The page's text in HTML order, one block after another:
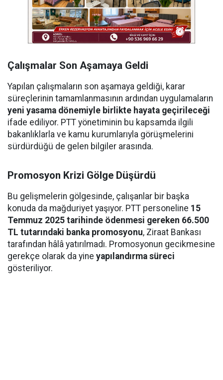
Çalışmalar Son Aşamaya Geldi
Yapılan çalışmaların son aşamaya geldiği, karar
süreçlerinin tamamlanmasının ardından uygulamaların
yeni yasama dönemiyle birlikte hayata geçirileceği
ifade ediliyor. PTT yönetiminin bu kapsamda ilgili
bakanlıklarla ve kamu kurumlarıyla görüşmelerini
sürdürdüğü de gelen bilgiler arasında.
Promosyon Krizi Gölge Düşürdü
Bu gelişmelerin gölgesinde, çalışanlar bir başka
konuda da mağduriyet yaşıyor. PTT personeline 15
Temmuz 2025 tarihinde ödenmesi gereken 66.500
TL tutarındaki banka promosyonu, Ziraat Bankası
tarafından hâlâ yatırılmadı. Promosyonun gecikmesine
gerekçe olarak da yine yapılandırma süreci
gösteriliyor.